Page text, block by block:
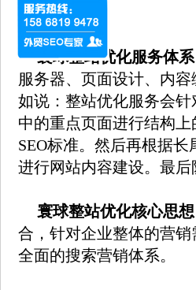
力。
寰球整站优化服务体系
服务器、页面设计、内
如说：整站优化服务会
中的重点页面进行结构
SEO标准。然后再根据
进行网站内容建设。最
寰球整站优化核心思想
合，针对企业整体的营
全面的搜索营销体系。